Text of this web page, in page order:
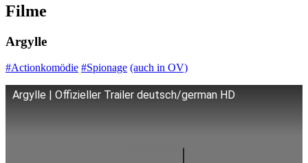
Filme
Argylle
#Actionkomödie #Spionage (auch in OV)
Argylle | Offizieller Trailer deutsch/german HD